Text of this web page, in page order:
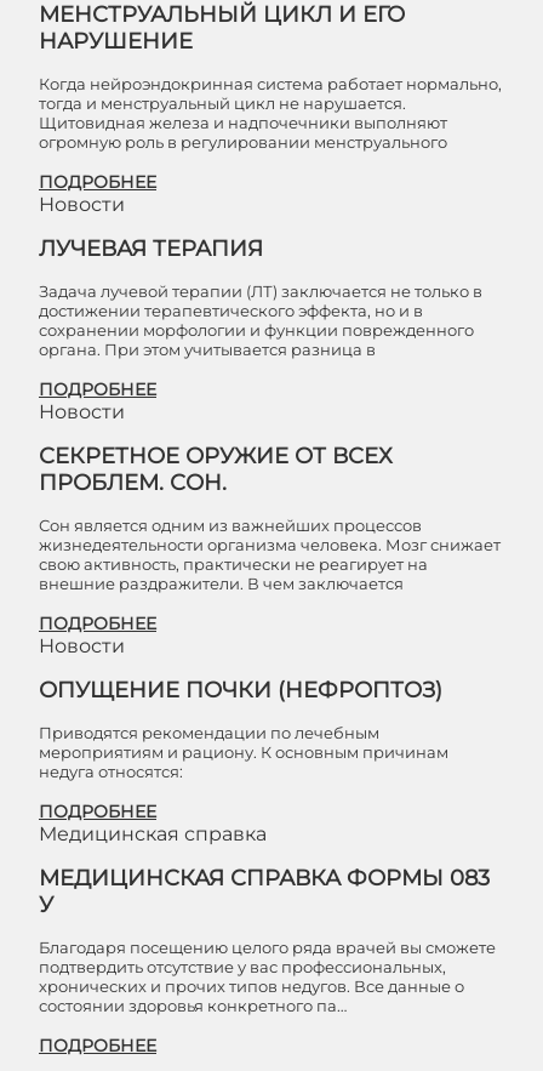
МЕНСТРУАЛЬНЫЙ ЦИКЛ И ЕГО
НАРУШЕНИЕ
Когда нейроэндокринная система работает нормально,
тогда и менструальный цикл не нарушается.
Щитовидная железа и надпочечники выполняют
огромную роль в регулировании менструального
ПОДРОБНЕЕ
Новости
ЛУЧЕВАЯ ТЕРАПИЯ
Задача лучевой терапии (ЛТ) заключается не только в
достижении терапевтического эффекта, но и в
сохранении морфологии и функции поврежденного
органа. При этом учитывается разница в
ПОДРОБНЕЕ
Новости
СЕКРЕТНОЕ ОРУЖИЕ ОТ ВСЕХ
ПРОБЛЕМ. СОН.
Сон является одним из важнейших процессов
жизнедеятельности организма человека. Мозг снижает
свою активность, практически не реагирует на
внешние раздражители. В чем заключается
ПОДРОБНЕЕ
Новости
ОПУЩЕНИЕ ПОЧКИ (НЕФРОПТОЗ)
Приводятся рекомендации по лечебным
мероприятиям и рациону. К основным причинам
недуга относятся:
ПОДРОБНЕЕ
Медицинская справка
МЕДИЦИНСКАЯ СПРАВКА ФОРМЫ 083
У
Благодаря посещению целого ряда врачей вы сможете
подтвердить отсутствие у вас профессиональных,
хронических и прочих типов недугов. Все данные о
состоянии здоровья конкретного па…
ПОДРОБНЕЕ